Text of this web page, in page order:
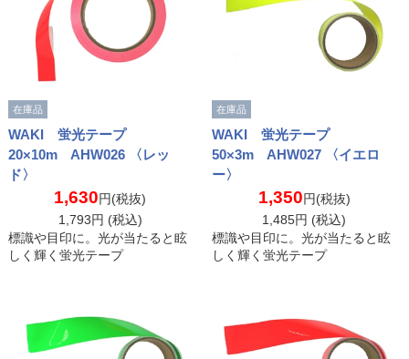
在庫品
WAKI 蛍光テープ
20×10m AHW026 〈レッ
ド〉
1,630円(税抜)
1,793円 (税込)
標識や目印に。光が当たると眩
しく輝く蛍光テープ
在庫品
WAKI 蛍光テープ
50×3m AHW027 〈イエロ
ー〉
1,350円(税抜)
1,485円 (税込)
標識や目印に。光が当たると眩
しく輝く蛍光テープ